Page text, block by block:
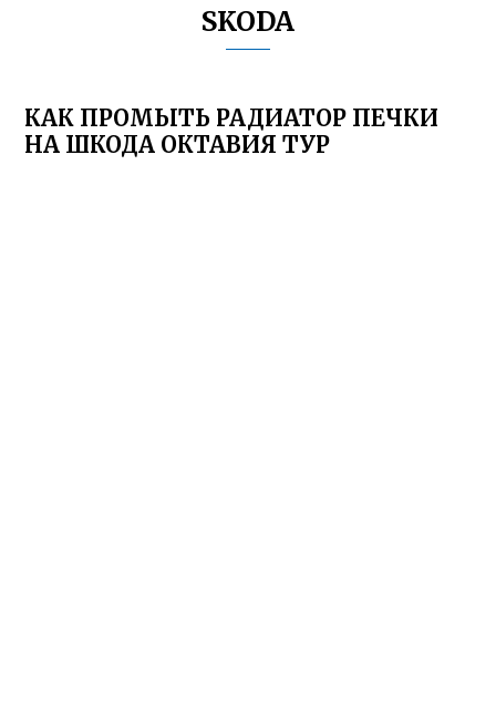
SKODA
КАК ПРОМЫТЬ РАДИАТОР ПЕЧКИ
НА ШКОДА ОКТАВИЯ ТУР